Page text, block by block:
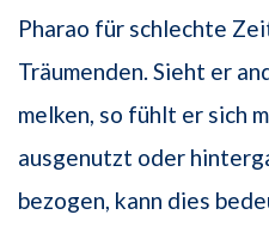
Pharao für schlechte
Träumenden. Sieht er
melken, so fühlt er sich
ausgenutzt oder
bezogen, kann dies